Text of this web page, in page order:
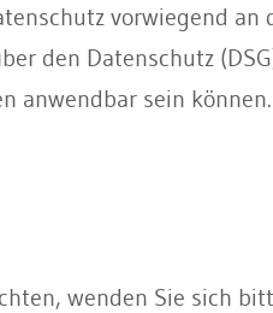
vorwiegend an
den Datenschutz
anwendbar sein können.
wenden Sie sich